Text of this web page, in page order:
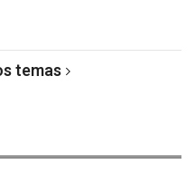
temas